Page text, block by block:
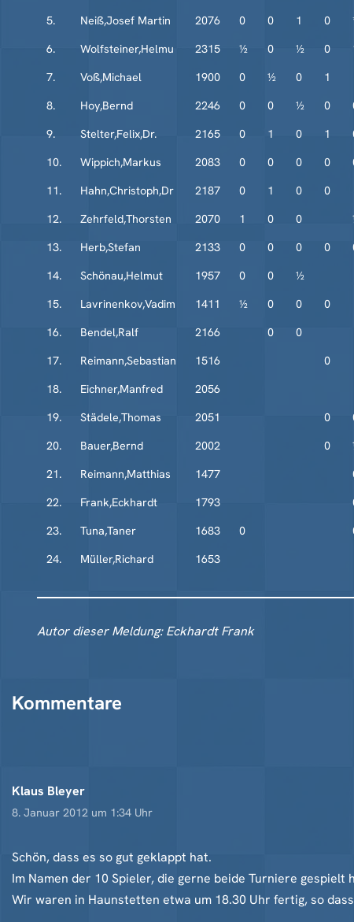
5.
Neiß,Josef Martin 2076 0 0 1 0
6.
Wolfsteiner,Helmu 2315 ½ 0 ½ 0
7.
Voß,Michael 1900 0 ½ 0 1
8.
Hoy,Bernd 2246 0 0 ½ 0
9.
Stelter,Felix,Dr. 2165 0 1 0 1
10.
Wippich,Markus 2083 0 0 0 0
11.
Hahn,Christoph,Dr 2187 0 1 0 0
12.
Zehrfeld,Thorsten 2070 1 0 0
13.
Herb,Stefan 2133 0 0 0 0
14.
Schönau,Helmut 1957 0 0 ½
15.
Lavrinenkov,Vadim 1411 ½ 0 0 0
16.
Bendel,Ralf 2166 0 0
17.
Reimann,Sebastian 1516 0
18.
Eichner,Manfred 2056
19.
Städele,Thomas 2051 0
20.
Bauer,Bernd 2002 0
21.
Reimann,Matthias 1477
22.
Frank,Eckhardt 1793
23.
Tuna,Taner 1683 0
24.
Müller,Richard 1653
Autor dieser Meldung: Eckhardt Frank
Kommentare
Klaus Bleyer
8. Januar 2012 um 1:34 Uhr
Schön, dass es so gut geklappt hat.
Im Namen der 10 Spieler, die gerne beide Turniere
Wir waren in Haunstetten etwa um 18.30 Uhr fertig, so